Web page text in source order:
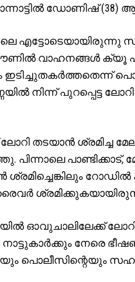
ഡോണിഷ് (38)
എട്ടോടെയായിരുന്നു
വാഹനങ്ങൾ ക്യൂ
നിന്ന് പുറപ്പെട്ട
തടയാൻ ശ്രമിച്ച
പിന്നാലെ
ശ്രമിച്ചെങ്കിലും
ഓവുചാലിലേക്ക്
നേരെ
പൊലീസിന്റെയും